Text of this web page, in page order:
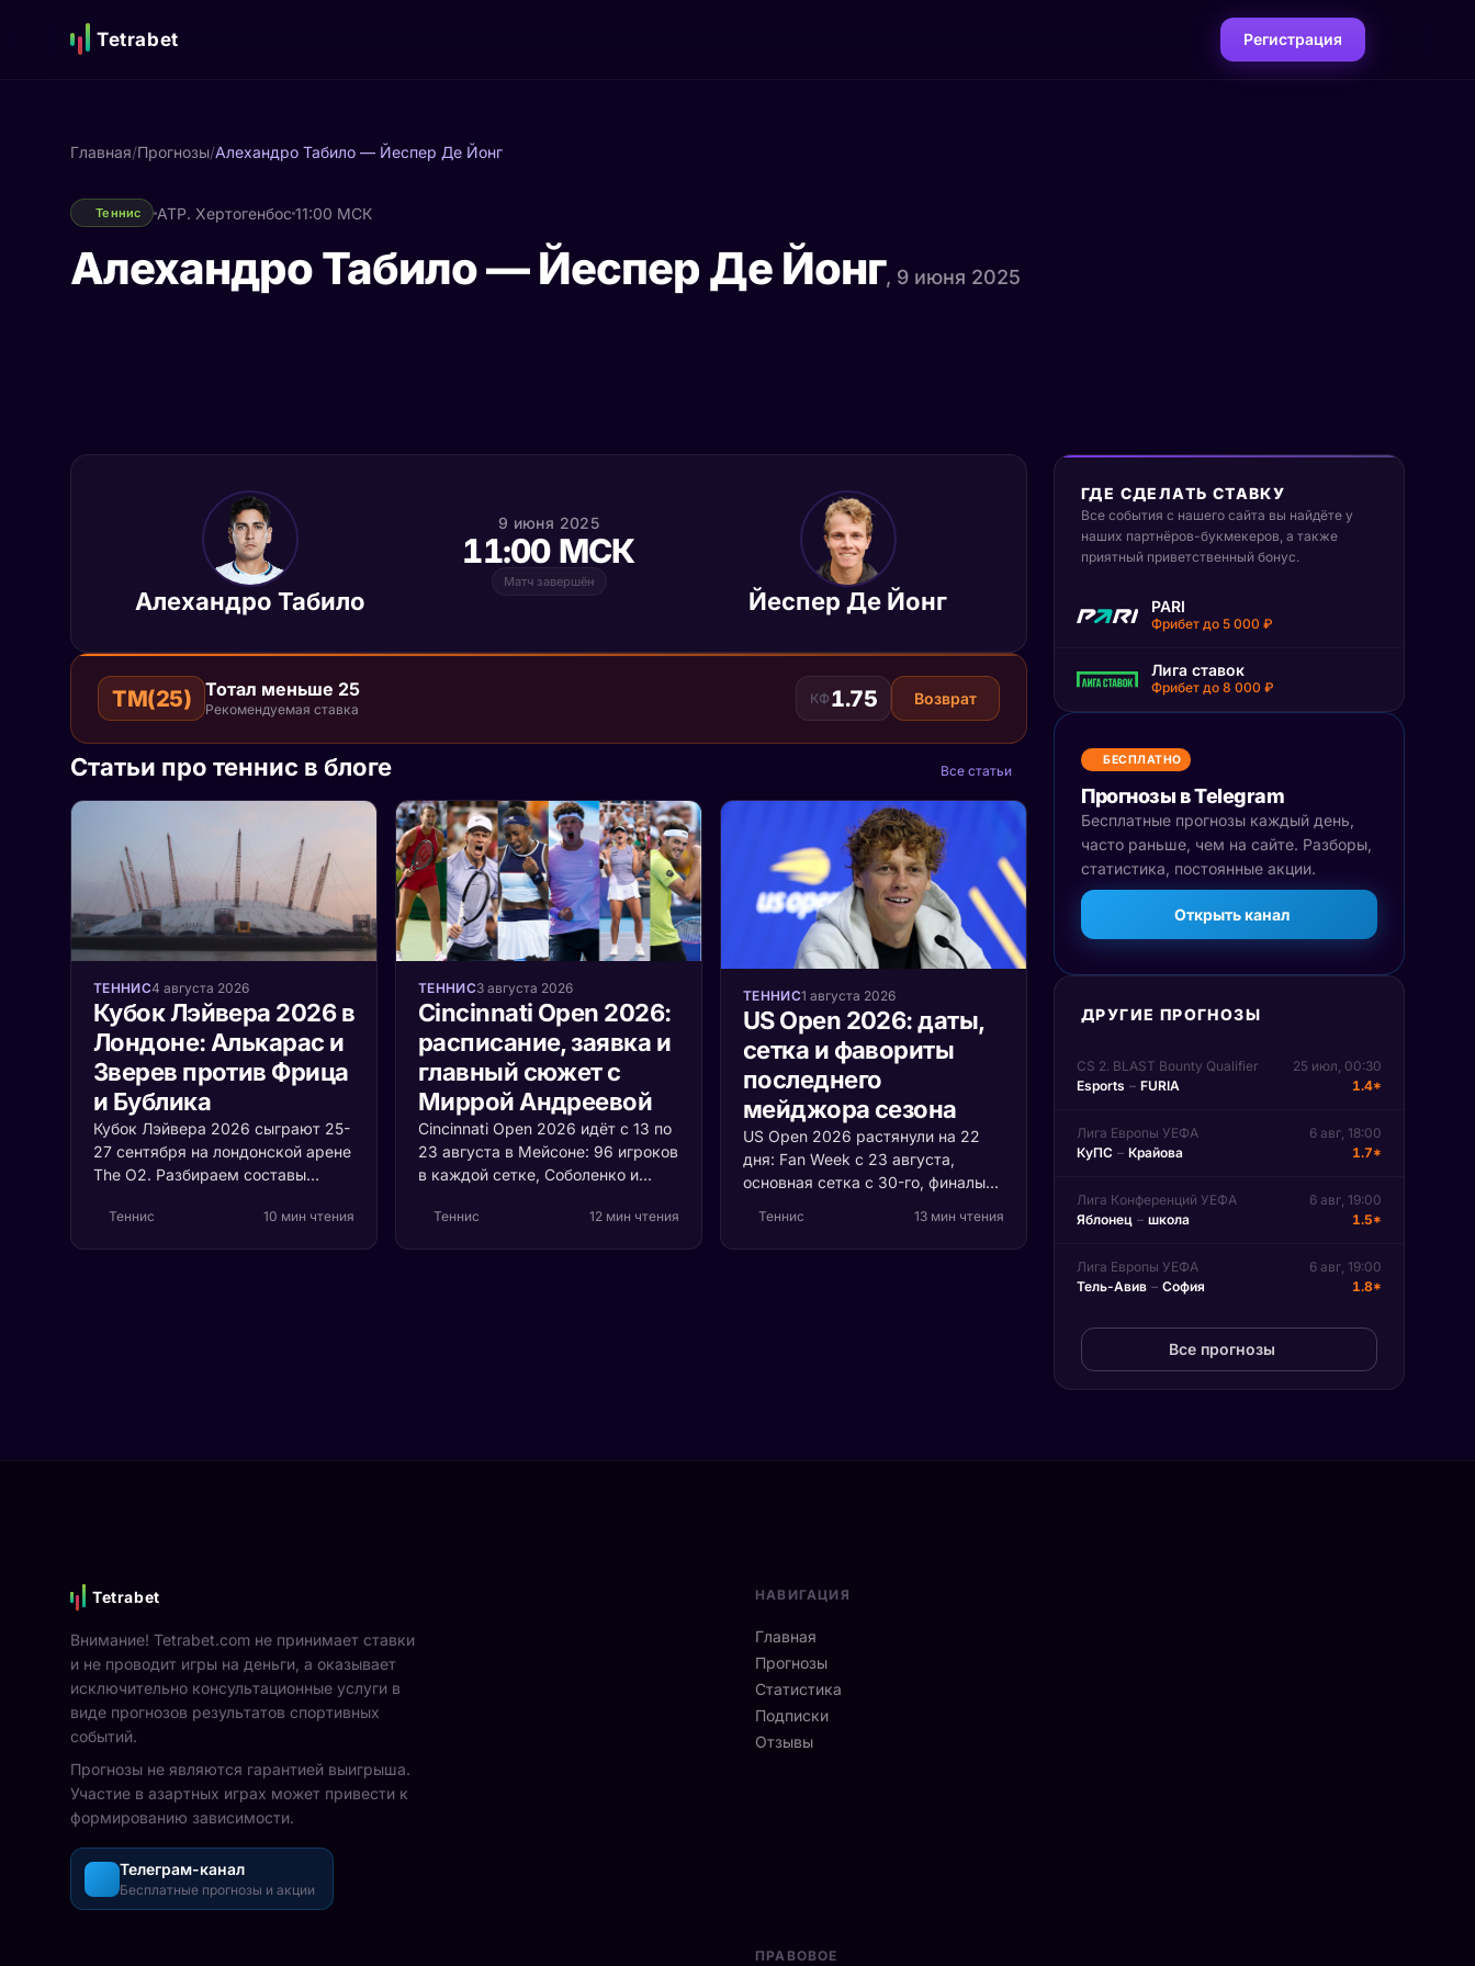
Tetrabet Регистрация
Главная/Прогнозы/Алехандро Табило — Йеспер Де Йонг
Теннис ATP. Хертогенбос 11:00 МСК
Алехандро Табило — Йеспер Де Йонг, 9 июня 2025
Алехандро Табило
9 июня 2025
11:00 МСК
Матч завершён
Йеспер Де Йонг
ТМ(25) Тотал меньше 25
Рекомендуемая ставка
КФ 1.75 Возврат
Статьи про теннис в блоге Все статьи
ТЕННИС4 августа 2026
Кубок Лэйвера 2026 в
Лондоне: Алькарас и
Зверев против Фрица
и Бублика
Кубок Лэйвера 2026 сыграют 25-
27 сентября на лондонской арене
The O2. Разбираем составы
с растущей ценой очка и то,
Теннис 10 мин чтения
ТЕННИС3 августа 2026
Cincinnati Open 2026:
расписание, заявка и
главный сюжет с
Миррой Андреевой
Cincinnati Open 2026 идёт с 13 по
23 августа в Мейсоне: 96 игроков
в каждой сетке, Соболенко и
Алькарас и Швёнтек защищают
Теннис 12 мин чтения
ТЕННИС1 августа 2026
US Open 2026: даты,
сетка и фавориты
последнего
мейджора сезона
US Open 2026 растянули на 22
дня: Fan Week с 23 августа,
основная сетка с 30-го, финалы
Синнера, Зверева и Алькараса и
Теннис 13 мин чтения
ГДЕ СДЕЛАТЬ СТАВКУ
Все события с нашего сайта вы найдёте у
наших партнёров-букмекеров, а также
приятный приветственный бонус.
PARI
Фрибет до 5 000 ₽
Лига ставок
Фрибет до 8 000 ₽
БЕСПЛАТНО
Прогнозы в Telegram
Бесплатные прогнозы каждый день,
часто раньше, чем на сайте. Разборы,
статистика, постоянные акции.
Открыть канал
ДРУГИЕ ПРОГНОЗЫ
CS 2. BLAST Bounty Qualifier
25 июл, 00:30
Esports – FURIA 1.4*
Лига Европы УЕФА
6 авг, 18:00
КуПС – Крайова 1.7*
Лига Конференций УЕФА
6 авг, 19:00
Яблонец – школа 1.5*
Лига Европы УЕФА
6 авг, 19:00
Тель-Авив – София 1.8*
Все прогнозы
Tetrabet
Внимание! Tetrabet.com не принимает ставки
и не проводит игры на деньги, а оказывает
исключительно консультационные услуги в
виде прогнозов результатов спортивных
событий.
Прогнозы не являются гарантией выигрыша.
Участие в азартных играх может привести к
формированию зависимости.
Телеграм-канал
Бесплатные прогнозы и акции
НАВИГАЦИЯ
Главная
Прогнозы
Статистика
Подписки
Отзывы
ПРАВОВОЕ